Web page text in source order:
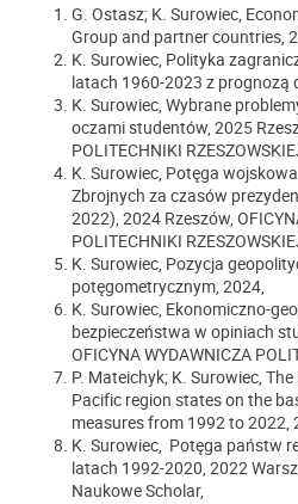
G. Ostasz; K. Surowiec,
Group and partner countries,
K. Surowiec, Polityka
latach 1960-2023 z prognozą
K. Surowiec, Wybrane
oczami studentów, 2025
POLITECHNIKI
K. Surowiec, Potęga
Zbrojnych za czasów
2022), 2024 Rzeszów,
POLITECHNIKI
K. Surowiec, Pozycja
potęgometrycznym, 2024,
K. Surowiec, Ekonomiczno-
bezpieczeństwa w opiniach
OFICYNA WYDAWNICZA
P. Mateichyk; K. Surowiec,
Pacific region states on the
measures from 1992 to 2022,
K. Surowiec, Potęga państw
latach 1992-2020, 2022
Naukowe Scholar,